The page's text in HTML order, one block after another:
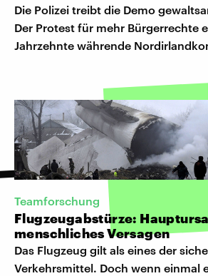
Die Polizei treibt die Demo
Der Protest für mehr Bürgerrechte
Jahrzehnte währende
Teamforschung
Flugzeugabstürze:
menschliches Versagen
Das Flugzeug gilt als eines der
Verkehrsmittel. Doch wenn einmal